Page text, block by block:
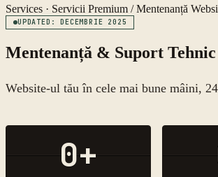
Services · Servicii Premium /Mentenanță
UPDATED: DECEMBRIE 2025
Mentenanță & Suport Tehnic
Website-ul tău în cele mai bune mâini,
0+